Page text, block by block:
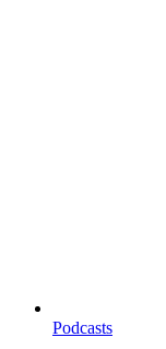
Podcasts